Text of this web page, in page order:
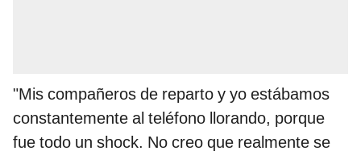
"Mis compañeros de reparto y yo estábamos
constantemente al teléfono llorando, porque
fue todo un shock. No creo que realmente se